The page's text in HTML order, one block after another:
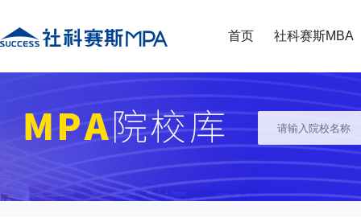
首页 社科赛斯MBA